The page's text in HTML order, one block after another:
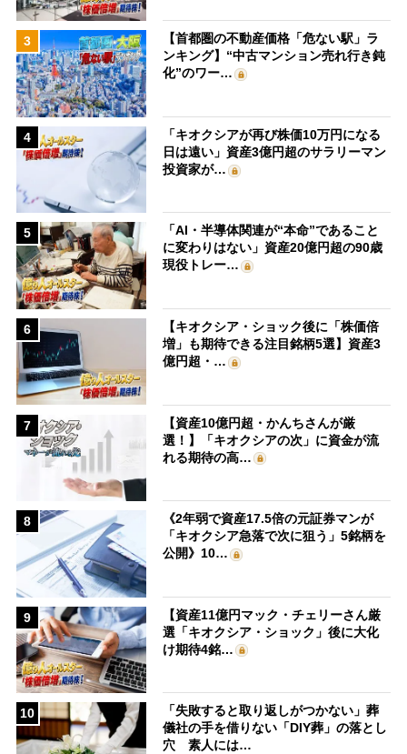
3
【首都圏の不動産価格「危ない駅」ラ
ンキング】“中古マンション売れ行き鈍
化”のワー…
4
「キオクシアが再び株価10万円になる
日は遠い」資産3億円超のサラリーマン
投資家が…
5
「AI・半導体関連が“本命”であること
に変わりはない」資産20億円超の90歳
現役トレー…
6
【キオクシア・ショック後に「株価倍
増」も期待できる注目銘柄5選】資産3
億円超・…
7
【資産10億円超・かんちさんが厳
選！】「キオクシアの次」に資金が流
れる期待の高…
8
《2年弱で資産17.5倍の元証券マンが
「キオクシア急落で次に狙う」5銘柄を
公開》10…
9
【資産11億円マック・チェリーさん厳
選「キオクシア・ショック」後に大化
け期待4銘…
10
「失敗すると取り返しがつかない」葬
儀社の手を借りない「DIY葬」の落とし
穴 素人には…